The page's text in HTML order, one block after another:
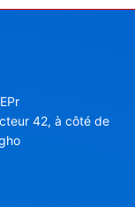
42, à côté de